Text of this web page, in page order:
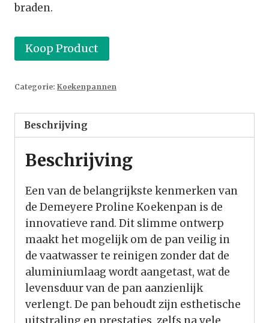
braden.
Koop Product
Categorie: Koekenpannen
Beschrijving
Beschrijving
Een van de belangrijkste kenmerken van
de Demeyere Proline Koekenpan is de
innovatieve rand. Dit slimme ontwerp
maakt het mogelijk om de pan veilig in
de vaatwasser te reinigen zonder dat de
aluminiumlaag wordt aangetast, wat de
levensduur van de pan aanzienlijk
verlengt. De pan behoudt zijn esthetische